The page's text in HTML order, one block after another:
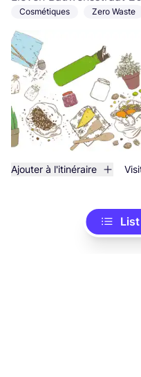
Cosmétiques Zero Waste
Ajouter à l'itinéraire
List